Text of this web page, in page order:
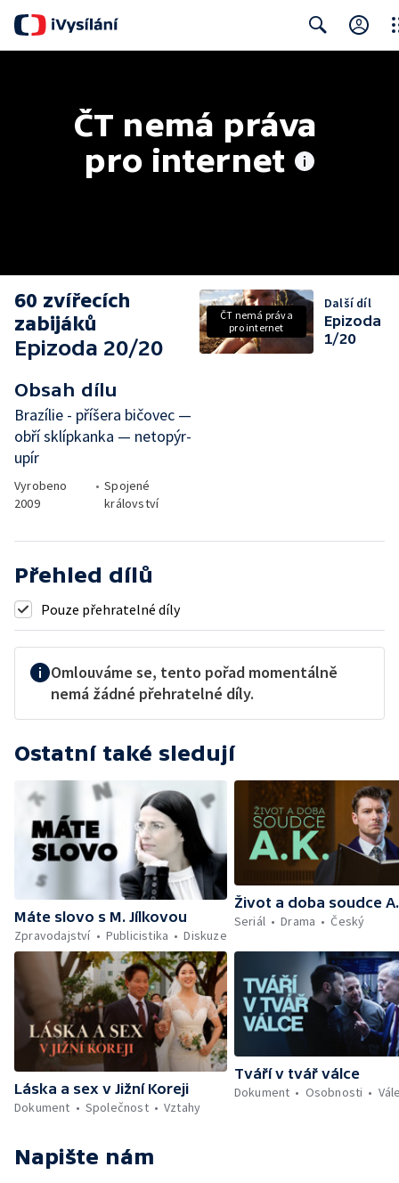
ČT nemá práva
pro internet
60 zvířecích
zabijáků
Epizoda 20/20
Obsah dílu
Brazílie - příšera bičovec —
obří sklípkanka — netopýr-
upír
Vyrobeno
2009
• Spojené
království
ČT nemá práva
pro internet
Další díl
Epizoda
1/20
Přehled dílů
Pouze přehratelné díly
Omlouváme se, tento pořad momentálně
nemá žádné přehratelné díly.
Ostatní také sledují
Máte slovo s M. Jílkovou
Zpravodajství
Publicistika Diskuze
Život a doba soudce
Seriál
Drama Český
Láska a sex v Jižní Koreji
Dokument
Společnost Vztahy
Tváří v tvář válce
Dokument
Osobnosti
Napište nám